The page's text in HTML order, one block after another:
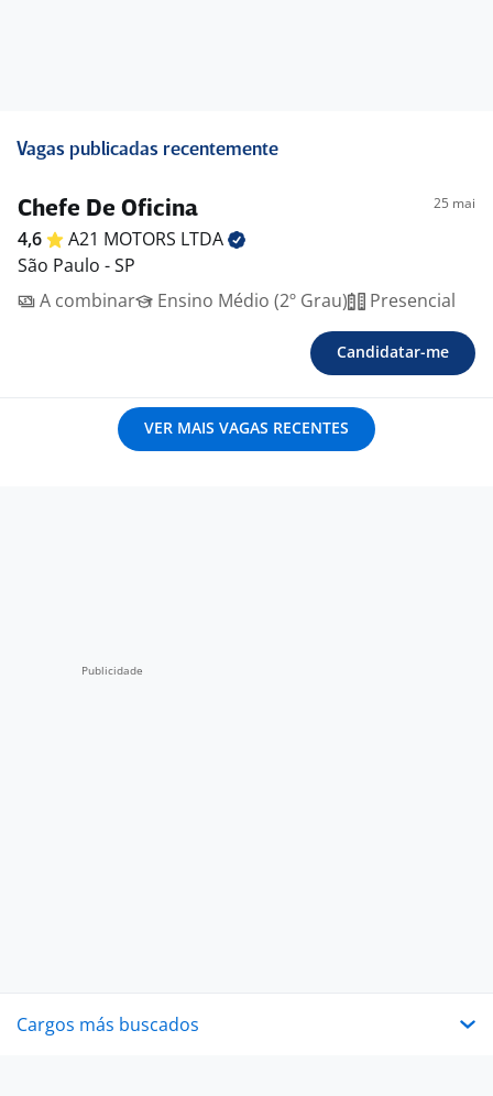
Vagas publicadas recentemente
Chefe De Oficina 25 mai
4,6 A21 MOTORS LTDA
São Paulo - SP
A combinar
Ensino Médio (2º Grau) Presencial
Candidatar-me
VER MAIS VAGAS RECENTES
Cargos más buscados